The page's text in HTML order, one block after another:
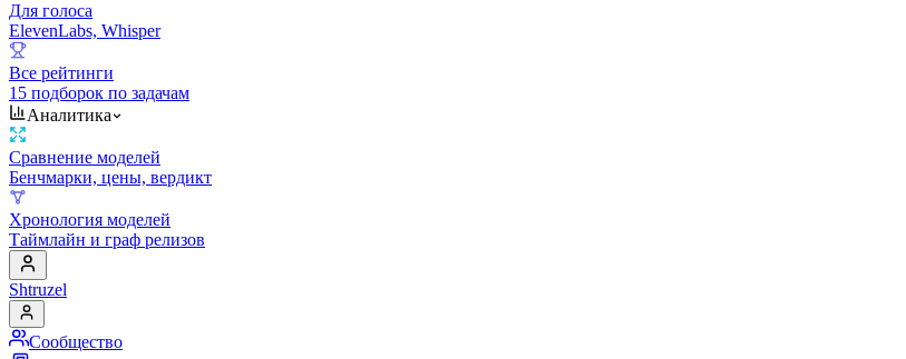
Для голоса
ElevenLabs, Whisper
Все рейтинги
15 подборок по задачам
Аналитика
Сравнение моделей
Бенчмарки, цены, вердикт
Хронология моделей
Таймлайн и граф релизов
Shtruzel
Сообщество